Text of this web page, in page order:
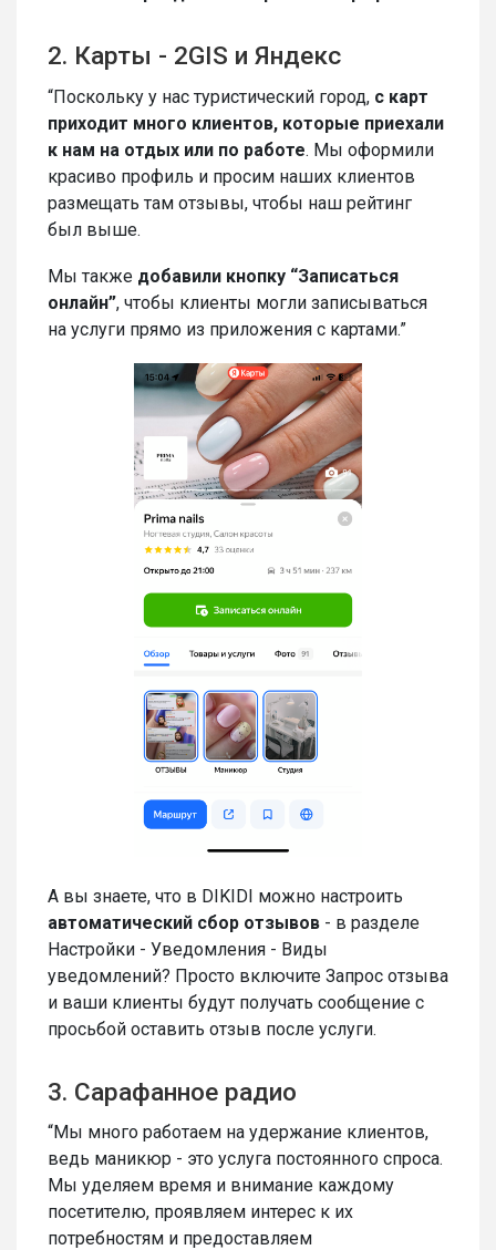
2. Карты - 2GIS и Яндекс
“Поскольку у нас туристический город, с карт
приходит много клиентов, которые приехали
к нам на отдых или по работе. Мы оформили
красиво профиль и просим наших клиентов
размещать там отзывы, чтобы наш рейтинг
был выше.
Мы также добавили кнопку “Записаться
онлайн”, чтобы клиенты могли записываться
на услуги прямо из приложения с картами.”
А вы знаете, что в DIKIDI можно настроить
автоматический сбор отзывов - в разделе
Настройки - Уведомления - Виды
уведомлений? Просто включите Запрос отзыва
и ваши клиенты будут получать сообщение с
просьбой оставить отзыв после услуги.
3. Сарафанное радио
“Мы много работаем на удержание клиентов,
ведь маникюр - это услуга постоянного спроса.
Мы уделяем время и внимание каждому
посетителю, проявляем интерес к их
потребностям и предоставляем